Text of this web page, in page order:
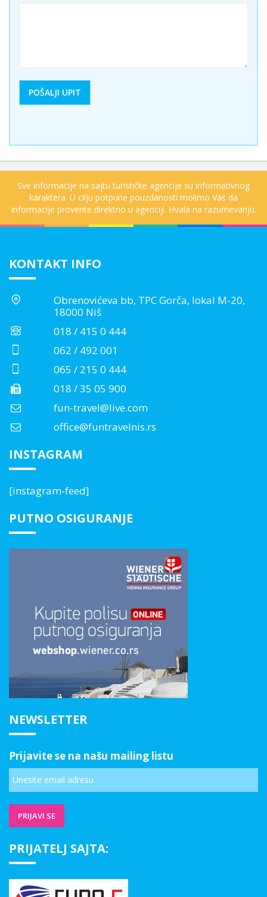
Sve informacije na sajtu turističke agencije su informativnog
karaktera. U cilju potpune pouzdanosti molimo Vas da
informacije proverite direktno u agenciji. Hvala na razumevanju.
KONTAKT INFO
Obrenovićeva bb, TPC Gorča, lokal M-20,
18000 Niš
018 / 415 0 444
062 / 492 001
065 / 215 0 444
018 / 35 05 900
fun-travel@live.com
office@funtravelnis.rs
INSTAGRAM
[instagram-feed]
PUTNO OSIGURANJE
NEWSLETTER
Prijavite se na našu mailing listu
PRIJATELJ SAJTA: